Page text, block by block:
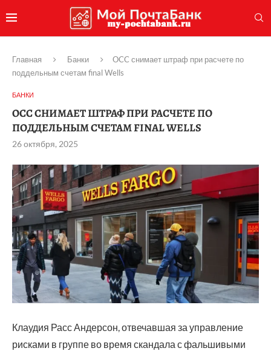
Главная Банки
OCC снимает штраф при расчете по
поддельным счетам final Wells
БАНКИ
OCC СНИМАЕТ ШТРАФ ПРИ РАСЧЕТЕ ПО
ПОДДЕЛЬНЫМ СЧЕТАМ FINAL WELLS
26 октября, 2025
Клаудия Расс Андерсон, отвечавшая за управление
рисками в группе во время скандала с фальшивыми